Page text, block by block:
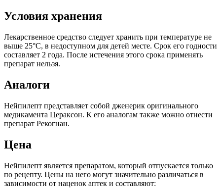
Условия хранения
Лекарственное средство следует хранить при температуре не
выше 25°С, в недоступном для детей месте. Срок его годности
составляет 2 года. После истечения этого срока применять
препарат нельзя.
Аналоги
Нейпилепт представляет собой дженерик оригинального
медикамента Цераксон. К его аналогам также можно отнести
препарат Рекогнан.
Цена
Нейпилепт является препаратом, который отпускается только
по рецепту. Цены на него могут значительно различаться в
зависимости от наценок аптек и составляют: